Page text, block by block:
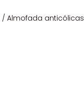
/ Almofada anticólicas